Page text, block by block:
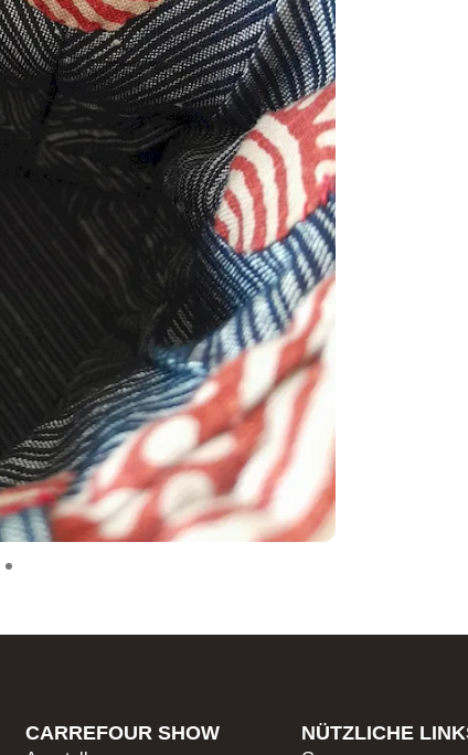
CARREFOUR SHOW NÜTZLICHE